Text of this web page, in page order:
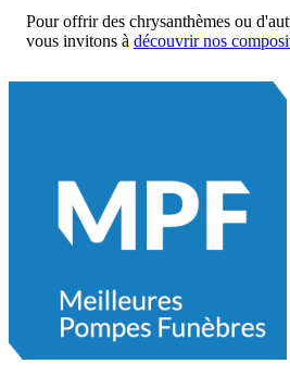
Pour offrir des chrysanthèmes ou
vous invitons à découvrir nos